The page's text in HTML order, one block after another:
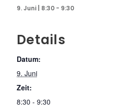
9. Juni | 8:30- 9:30
Details
Datum:
9. Juni
Zeit:
8:30 - 9:30